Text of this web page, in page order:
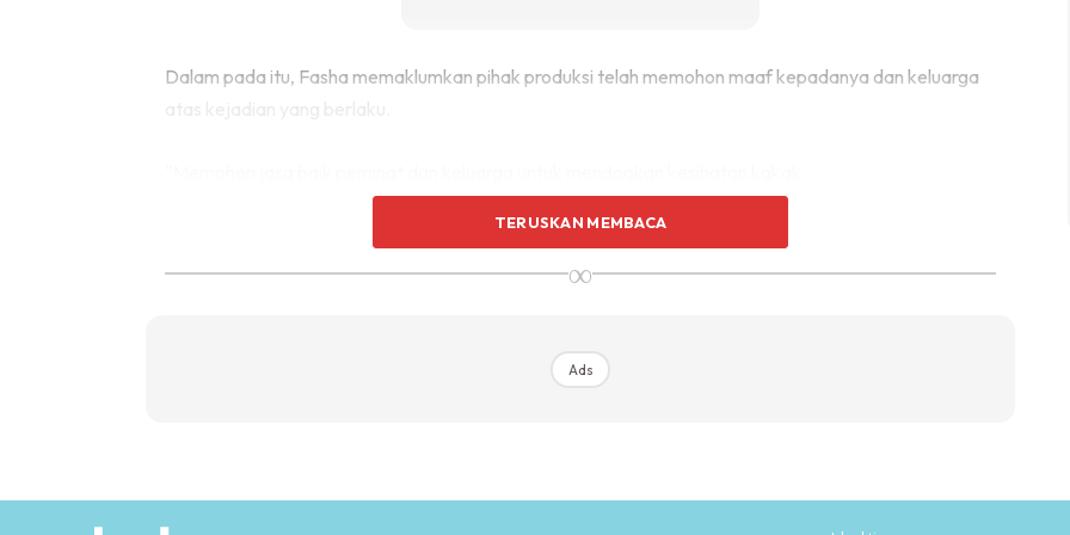
Dalam pada itu, Fasha memaklumkan pihak produksi telah memohon maaf kepadanya dan keluarga
“Seperti yang ramai tahu kakak seorang yang kuat semangat dan komited dalam kerjayanya. Saya
yakin kakak kuat.
TERUSKAN MEMBACA
∞
Ads